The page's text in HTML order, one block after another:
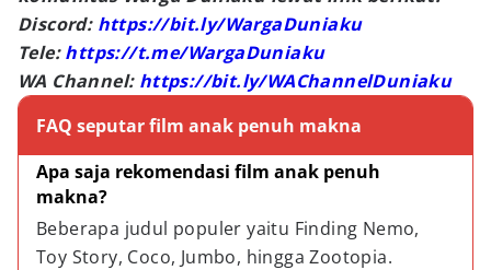
Discord: https://bit.ly/WargaDuniaku
Tele:https://t.me/WargaDuniaku
WA Channel: https://bit.ly/WAChannelDuniaku
FAQ seputar film anak penuh makna
Apa saja rekomendasi film anak penuh
makna?
Beberapa judul populer yaitu Finding Nemo,
Toy Story, Coco, Jumbo, hingga Zootopia.